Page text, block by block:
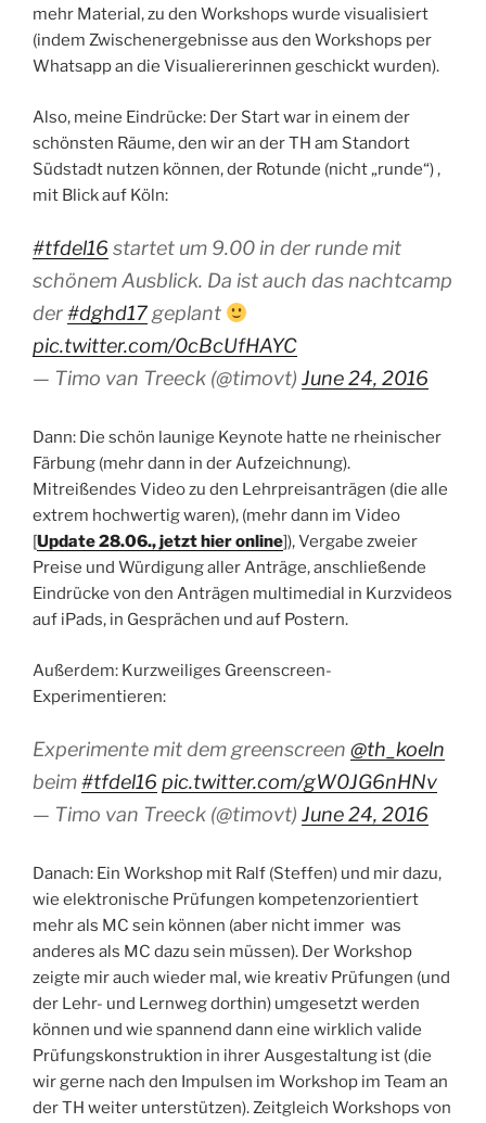
mehr Material, zu den Workshops wurde visualisiert
(indem Zwischenergebnisse aus den Workshops per
Whatsapp an die Visualiererinnen geschickt wurden).
Also, meine Eindrücke: Der Start war in einem der
schönsten Räume, den wir an der TH am Standort
Südstadt nutzen können, der Rotunde (nicht „runde“) ,
mit Blick auf Köln:
#tfdel16 startet um 9.00 in der runde mit
schönem Ausblick. Da ist auch das nachtcamp
der#dghd17geplant
pic.twitter.com/0cBcUfHAYC
— Timo van Treeck (@timovt) June 24, 2016
Dann: Die schön launige Keynote hatte ne rheinischer
Färbung (mehr dann in der Aufzeichnung).
Mitreißendes Video zu den Lehrpreisanträgen (die alle
extrem hochwertig waren), (mehr dann im Video
[Update 28.06., jetzt hier online]), Vergabe zweier
Preise und Würdigung aller Anträge, anschließende
Eindrücke von den Anträgen multimedial in Kurzvideos
auf iPads, in Gesprächen und auf Postern.
Außerdem: Kurzweiliges Greenscreen-
Experimentieren:
Experimente mit dem greenscreen @th_koeln
beim#tfdel16 pic.twitter.com/gW0JG6nHNv
— Timo van Treeck (@timovt) June 24, 2016
Danach: Ein Workshop mit Ralf (Steffen) und mir dazu,
wie elektronische Prüfungen kompetenzorientiert
mehr als MC sein können (aber nicht immer was
anderes als MC dazu sein müssen). Der Workshop
zeigte mir auch wieder mal, wie kreativ Prüfungen (und
der Lehr- und Lernweg dorthin) umgesetzt werden
können und wie spannend dann eine wirklich valide
Prüfungskonstruktion in ihrer Ausgestaltung ist (die
wir gerne nach den Impulsen im Workshop im Team an
der TH weiter unterstützen). Zeitgleich Workshops von